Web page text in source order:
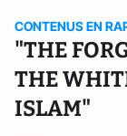
CONTENUS EN
"THE
THE
ISLAM"